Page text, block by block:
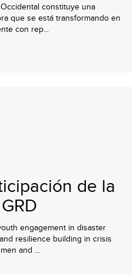
constituye una
que se está transformando en
con rep...
de la
engagement in disaster
resilience building in crisis
and ...